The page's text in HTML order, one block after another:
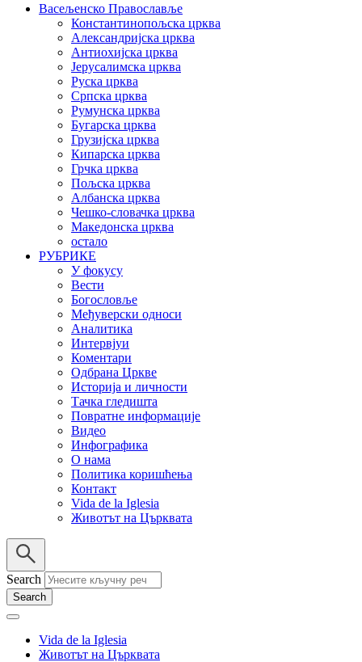
Васељенско Православље
Константинопољска црква
Александријска црква
Антиохијска црква
Јерусалимска црква
Руска црква
Српска црква
Румунска црква
Бугарска црква
Грузијска црква
Кипарска црква
Грчка црква
Пољска црква
Албанска црква
Чешко-словачка црква
Македонска црква
остало
РУБРИКЕ
У фокусу
Вести
Богословље
Међуверски односи
Аналитика
Интервјуи
Коментари
Одбрана Цркве
Историја и личности
Тачка гледишта
Повратне информације
Видео
Инфографика
О нама
Политика коришћења
Контакт
Vida de la Iglesia
Животът на Църквата
Search
Vida de la Iglesia
Животът на Църквата